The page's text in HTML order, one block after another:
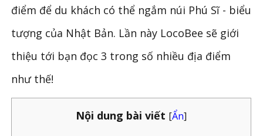
điểm để du khách có thể ngắm núi Phú Sĩ - biểu
tượng của Nhật Bản. Lần này LocoBee sẽ giới
thiệu tới bạn đọc 3 trong số nhiều địa điểm
như thế!
Nội dung bài viết [Ẩn]